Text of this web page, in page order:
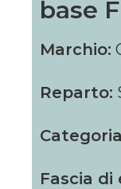
base
Marchio:
Reparto:
Fascia di